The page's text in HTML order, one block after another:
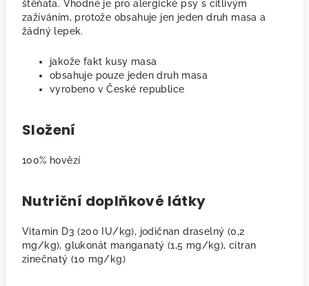
štěňata. Vhodné je pro alergické psy s citlivým
zažíváním, protože obsahuje jen jeden druh masa a
žádný lepek.
jakože fakt kusy masa
obsahuje pouze jeden druh masa
vyrobeno v České republice
Složení
100% hovězí
Nutriční doplňkové látky
Vitamin D3 (200 IU/kg), jodičnan draselný (0,2
mg/kg), glukonát manganatý (1,5 mg/kg), citran
zinečnatý (10 mg/kg)